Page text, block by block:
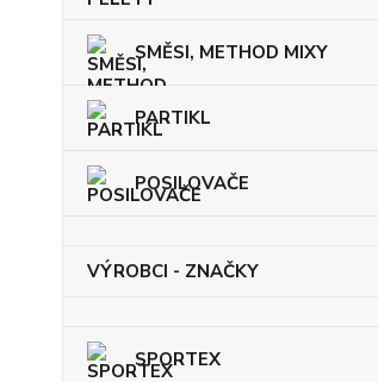
SMĚSI, METHOD MIXY
PARTIKL
POSILOVAČE
VÝROBCI - ZNAČKY
SPORTEX